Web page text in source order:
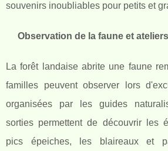
souvenirs inoubliables pour petits et
Observation de la faune et
La forêt landaise abrite une faune
familles peuvent observer lors
organisées par les guides
sorties permettent de découvrir les
pics épeiches, les blaireaux et